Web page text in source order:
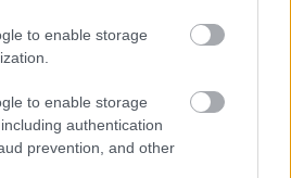
to enable storage
to enable storage
authentication
prevention, and other
lehűlés és csapadék
néhány nap múlva
ismét visszatér a
csendes, napos őszi